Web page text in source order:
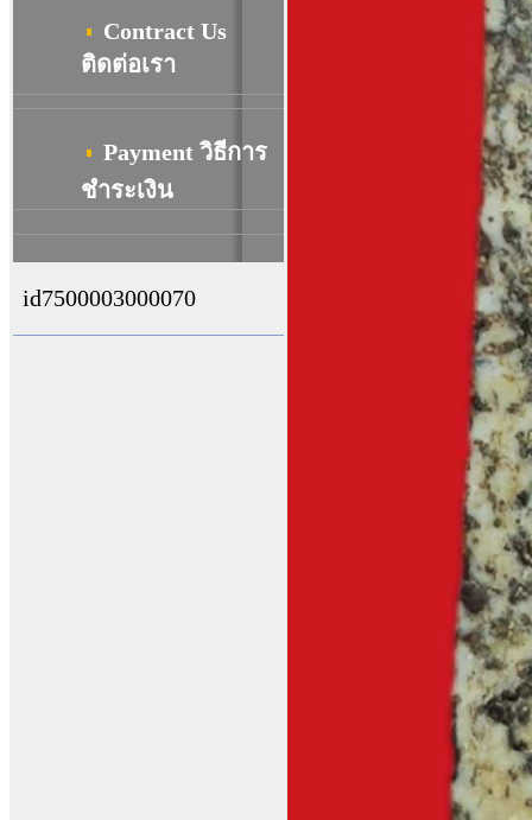
Contract Us
ติดต่อเรา
Payment วิธีการ
ชําระเงิน
id7500003000070